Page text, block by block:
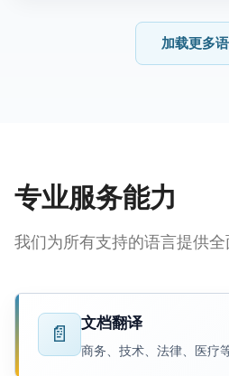
加载更多
专业服务能力
我们为所有支持的语言提供
📄 文档翻译
商务、技术、法律、医疗